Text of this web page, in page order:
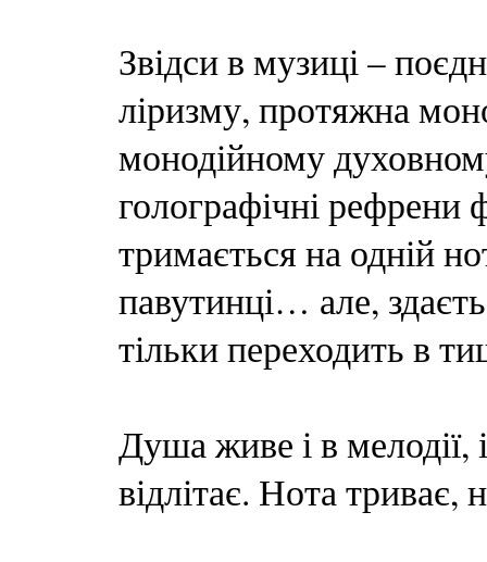
Звідси в музиці –
ліризму, протяжна
монодійному
голографічні рефрени
тримається на одній
павутинці… але,
тільки переходить в
Душа живе і в мелодії,
відлітає. Нота триває,